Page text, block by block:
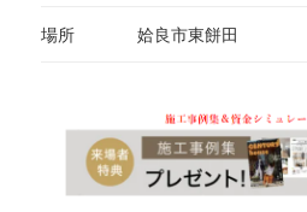
場所 姶良市東餅田